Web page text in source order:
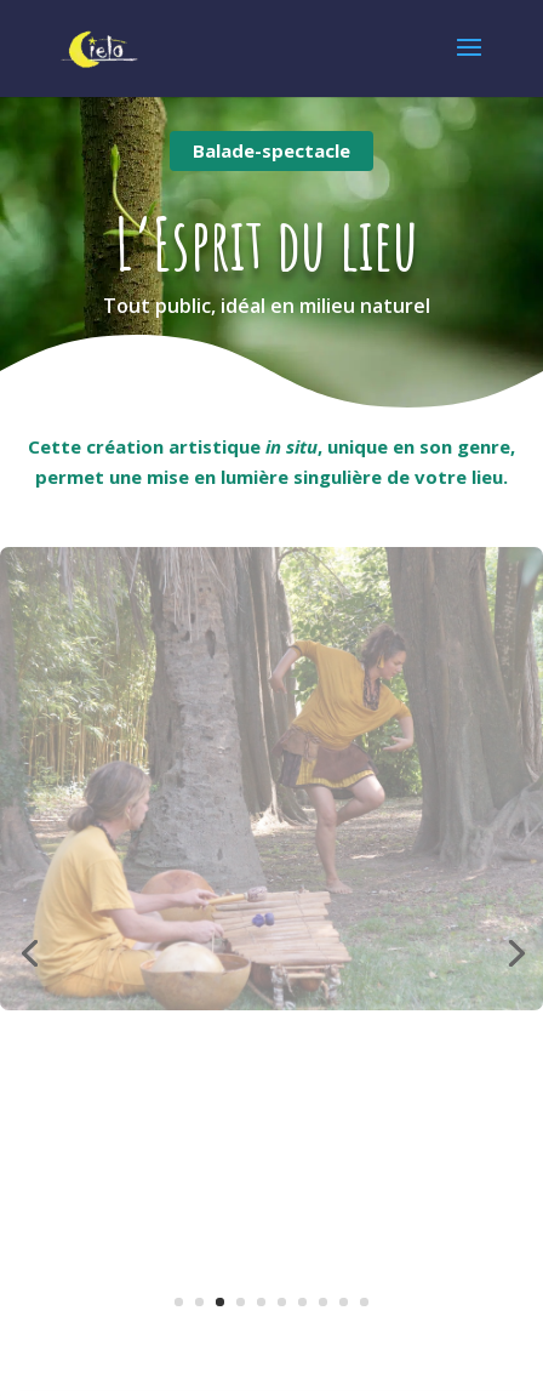
Balade-spectacle
L’Esprit du lieu
Tout public, idéal en milieu naturel
Cette création artistique in situ, unique en son genre,
permet une mise en lumière singulière de votre lieu.